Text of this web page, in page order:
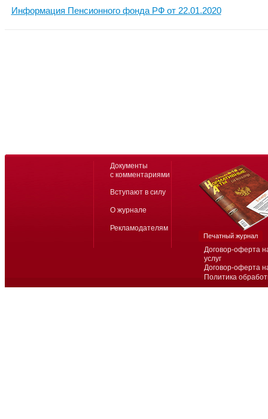
Информация Пенсионного фонда РФ от 22.01.2020
Договор-оферта
услуг
Договор-оферта
Политика
Документы
с комментариями
Вступают в силу
О журнале
Рекламодателям
Печатный журнал